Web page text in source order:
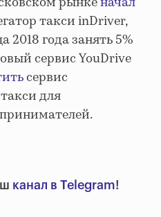
такси inDriver,
2018 года занять 5%
сервис YouDrive
сервис
для
канал в Telegram!